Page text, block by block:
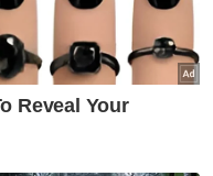
didakwa kemuka
sukarkan pihak
rogol statutori
Islam